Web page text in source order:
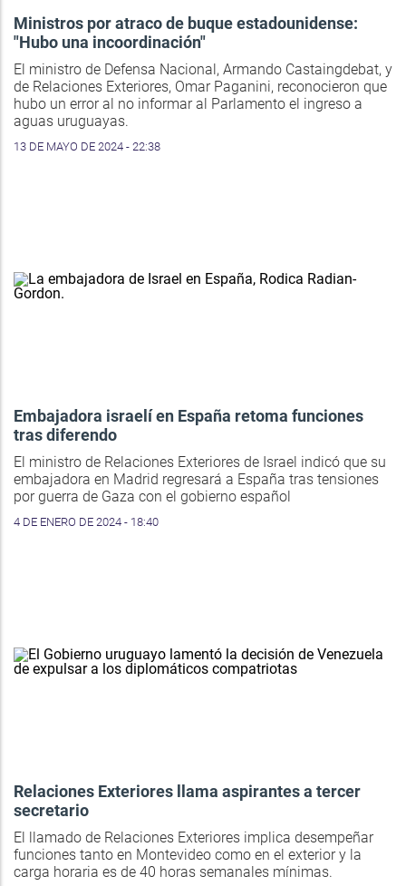
Ministros por atraco de buque estadounidense:
"Hubo una incoordinación"
El ministro de Defensa Nacional, Armando Castaingdebat, y
de Relaciones Exteriores, Omar Paganini, reconocieron que
hubo un error al no informar al Parlamento el ingreso a
aguas uruguayas.
13 DE MAYO DE 2024 - 22:38
Embajadora israelí en España retoma funciones
tras diferendo
El ministro de Relaciones Exteriores de Israel indicó que su
embajadora en Madrid regresará a España tras tensiones
por guerra de Gaza con el gobierno español
4 DE ENERO DE 2024 - 18:40
Relaciones Exteriores llama aspirantes a tercer
secretario
El llamado de Relaciones Exteriores implica desempeñar
funciones tanto en Montevideo como en el exterior y la
carga horaria es de 40 horas semanales mínimas.